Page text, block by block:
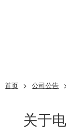
首页 > 公司公告
关于